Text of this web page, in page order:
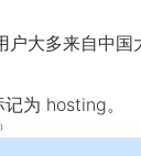
户大多来自中国
为 hosting。